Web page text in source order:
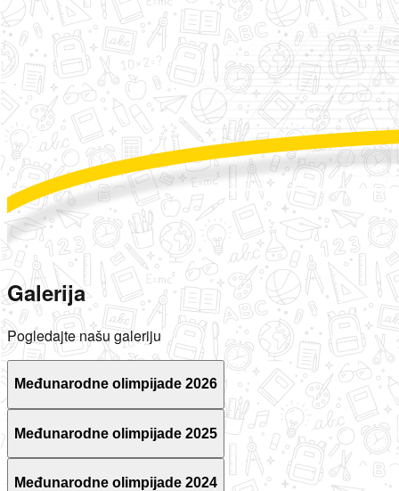
Galerija
Pogledajte našu galeriju
Međunarodne olimpijade 2026
Međunarodne olimpijade 2025
Međunarodne olimpijade 2024